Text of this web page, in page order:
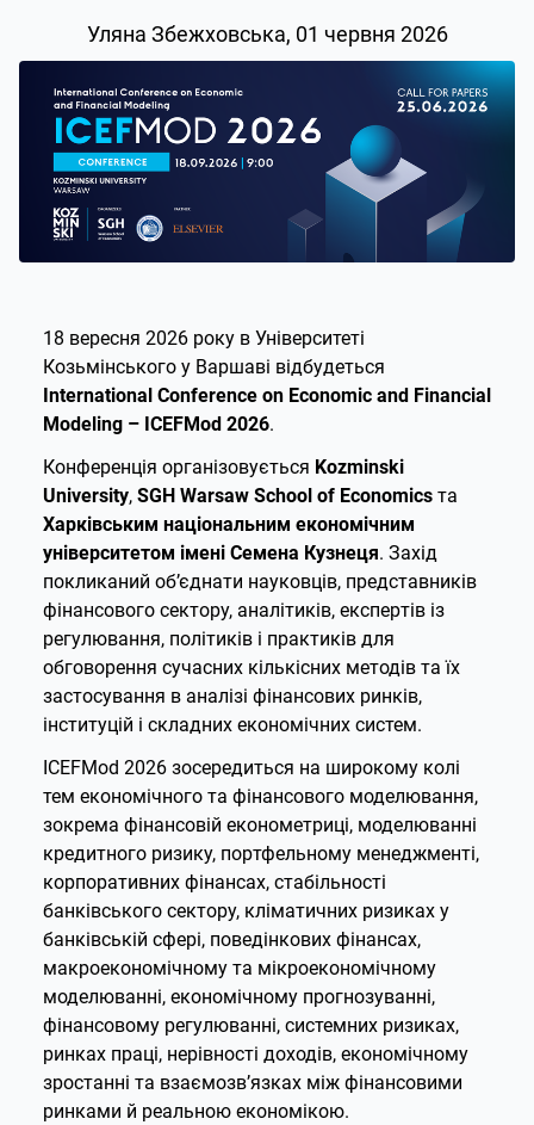
Уляна Збежховська, 01 червня 2026
18 вересня 2026 року в Університеті
Козьмінського у Варшаві відбудеться
International Conference on Economic and Financial
Modeling – ICEFMod 2026.
Конференція організовується Kozminski
University, SGH Warsaw School of Economics та
Харківським національним економічним
університетом імені Семена Кузнеця. Захід
покликаний об’єднати науковців, представників
фінансового сектору, аналітиків, експертів із
регулювання, політиків і практиків для
обговорення сучасних кількісних методів та їх
застосування в аналізі фінансових ринків,
інституцій і складних економічних систем.
ICEFMod 2026 зосередиться на широкому колі
тем економічного та фінансового моделювання,
зокрема фінансовій економетриці, моделюванні
кредитного ризику, портфельному менеджменті,
корпоративних фінансах, стабільності
банківського сектору, кліматичних ризиках у
банківській сфері, поведінкових фінансах,
макроекономічному та мікроекономічному
моделюванні, економічному прогнозуванні,
фінансовому регулюванні, системних ризиках,
ринках праці, нерівності доходів, економічному
зростанні та взаємозв’язках між фінансовими
ринками й реальною економікою.